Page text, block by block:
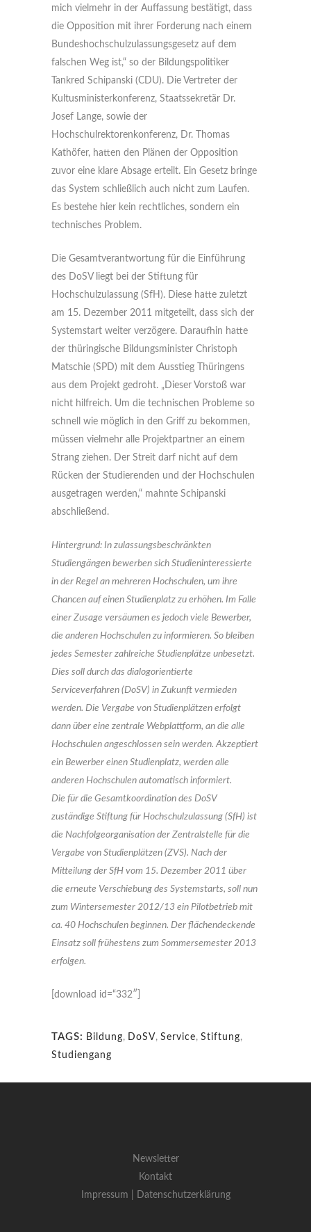
mich vielmehr in der Auffassung bestätigt, dass
die Opposition mit ihrer Forderung nach einem
Bundeshochschulzulassungsgesetz auf dem
falschen Weg ist,“ so der Bildungspolitiker
Tankred Schipanski (CDU). Die Vertreter der
Kultusministerkonferenz, Staatssekretär Dr.
Josef Lange, sowie der
Hochschulrektorenkonferenz, Dr. Thomas
Kathöfer, hatten den Plänen der Opposition
zuvor eine klare Absage erteilt. Ein Gesetz bringe
das System schließlich auch nicht zum Laufen.
Es bestehe hier kein rechtliches, sondern ein
technisches Problem.
Die Gesamtverantwortung für die Einführung
des DoSV liegt bei der Stiftung für
Hochschulzulassung (SfH). Diese hatte zuletzt
am 15. Dezember 2011 mitgeteilt, dass sich der
Systemstart weiter verzögere. Daraufhin hatte
der thüringische Bildungsminister Christoph
Matschie (SPD) mit dem Ausstieg Thüringens
aus dem Projekt gedroht. „Dieser Vorstoß war
nicht hilfreich. Um die technischen Probleme so
schnell wie möglich in den Griff zu bekommen,
müssen vielmehr alle Projektpartner an einem
Strang ziehen. Der Streit darf nicht auf dem
Rücken der Studierenden und der Hochschulen
ausgetragen werden,“ mahnte Schipanski
abschließend.
Hintergrund: In zulassungsbeschränkten
Studiengängen bewerben sich Studieninteressierte
in der Regel an mehreren Hochschulen, um ihre
Chancen auf einen Studienplatz zu erhöhen. Im Falle
einer Zusage versäumen es jedoch viele Bewerber,
die anderen Hochschulen zu informieren. So bleiben
jedes Semester zahlreiche Studienplätze unbesetzt.
Dies soll durch das dialogorientierte
Serviceverfahren (DoSV) in Zukunft vermieden
werden. Die Vergabe von Studienplätzen erfolgt
dann über eine zentrale Webplattform, an die alle
Hochschulen angeschlossen sein werden. Akzeptiert
ein Bewerber einen Studienplatz, werden alle
anderen Hochschulen automatisch informiert.
Die für die Gesamtkoordination des DoSV
zuständige Stiftung für Hochschulzulassung (SfH) ist
die Nachfolgeorganisation der Zentralstelle für die
Vergabe von Studienplätzen (ZVS). Nach der
Mitteilung der SfH vom 15. Dezember 2011 über
die erneute Verschiebung des Systemstarts, soll nun
zum Wintersemester 2012/13 ein Pilotbetrieb mit
ca. 40 Hochschulen beginnen. Der flächendeckende
Einsatz soll frühestens zum Sommersemester 2013
erfolgen.
[download id=“332″]
TAGS: Bildung, DoSV, Service, Stiftung,
Studiengang
Newsletter
Kontakt
Impressum |
Datenschutzerklärung